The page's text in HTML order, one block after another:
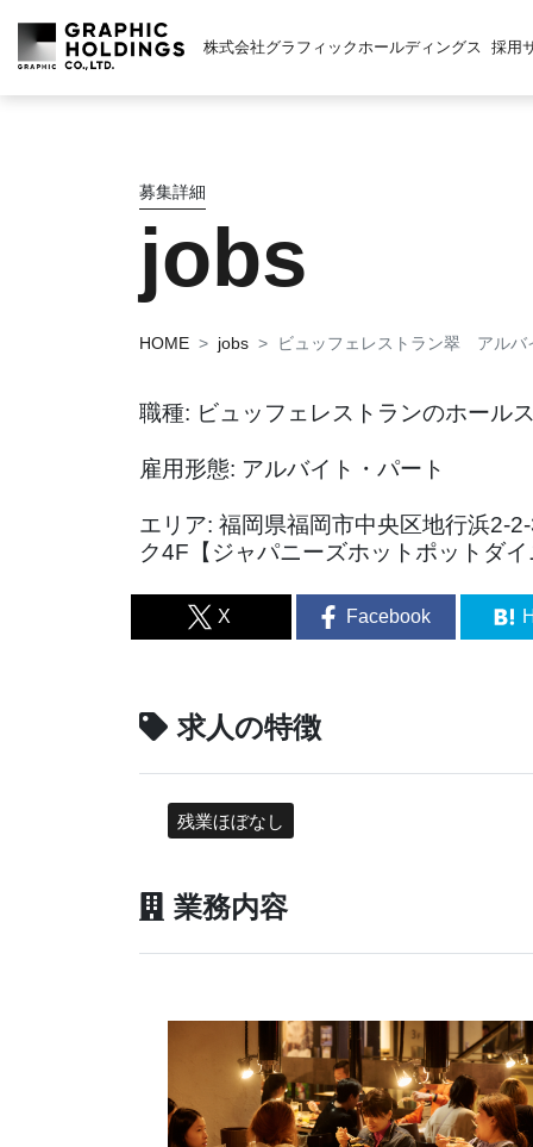
株式会社グラフィックホールディングス 採用
募集詳細
jobs
HOME jobs ビュッフェレストラン翠 アルバ
職種: ビュッフェレストランのホール
雇用形態: アルバイト・パート
エリア: 福岡県福岡市中央区地行浜2-
ク4F【ジャパニーズホットポットダ
X Facebook
求人の特徴
残業ほぼなし
業務内容